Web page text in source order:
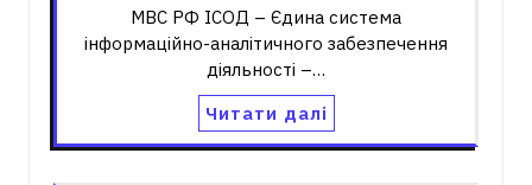
МВС РФ ІСОД – Єдина система
інформаційно-аналітичного забезпечення
діяльності –…
Читати далі